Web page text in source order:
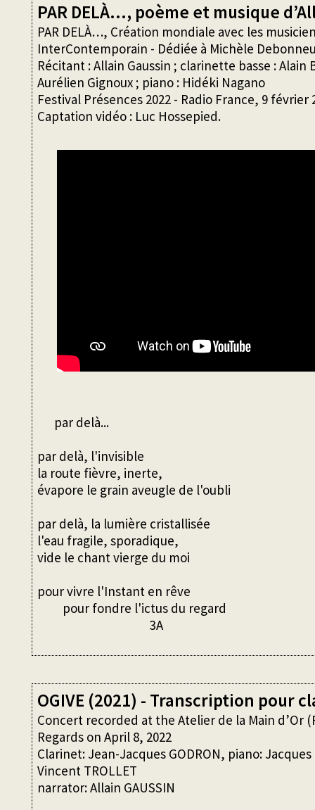
PAR DELÀ…, poème et musique
PAR DELÀ…, Création mondiale avec les
InterContemporain - Dédiée à Michèle
Récitant : Allain Gaussin ; clarinette basse : Alain
Aurélien Gignoux ; piano : Hidéki Nagano
Festival Présences 2022 - Radio France, 9 février
Captation vidéo : Luc Hossepied.
par delà...
par delà, l'invisible
la route fièvre, inerte,
évapore le grain aveugle de l'oubli
par delà, la lumière cristallisée
l'eau fragile, sporadique,
vide le chant vierge du moi
pour vivre l'Instant en rêve
pour fondre l'ictus du regard
3A
OGIVE (2021) - Transcription pour
Concert recorded at the Atelier de la Main d’Or
Regards on April 8, 2022
Clarinet: Jean-Jacques GODRON, piano:
Vincent TROLLET
narrator: Allain GAUSSIN